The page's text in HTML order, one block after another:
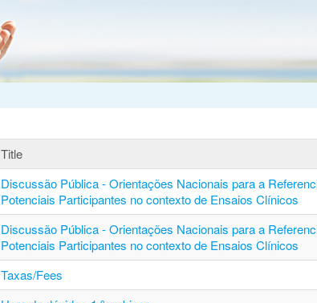
Title
Discussão Pública - Orientações Nacionais para a
Potenciais Participantes no contexto de Ensaios Clínicos
Discussão Pública - Orientações Nacionais para a
Potenciais Participantes no contexto de Ensaios Clínicos
Taxas/Fees